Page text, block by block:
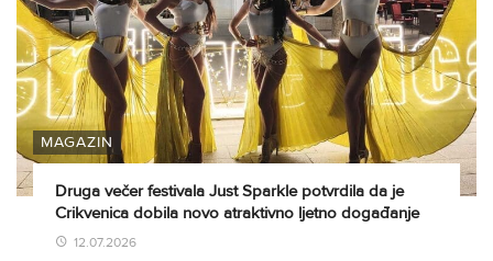
MAGAZIN
Druga večer festivala Just Sparkle potvrdila da je
Crikvenica dobila novo atraktivno ljetno događanje
12.07.2026